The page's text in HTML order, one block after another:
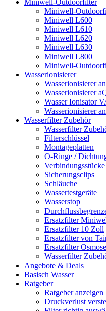
Miniwell-Outdoorfilter
Miniwell-
Miniwell L600
Miniwell L610
Miniwell L620
Miniwell L630
Miniwell L800
Miniwell-
Wasserionisierer
Wasserionisierer
Wasserionisierer
Wasser Ionisator
Wasserionisierer
Wasserfilter Zubehör
Wasserfilter
Filterschlüssel
Montageplatten
O-Ringe /
Sicherungsclips
Schläuche
Wassertestgeräte
Wasserstop
Ersatzfilter
Ersatzfilter 10 Zoll
Ersatzfilter von
Ersatzfilter Osmose
Wasserfilter
Angebote & Deals
Basisch Wasser
Ratgeber
Ratgeber anzeigen
Druckverlust